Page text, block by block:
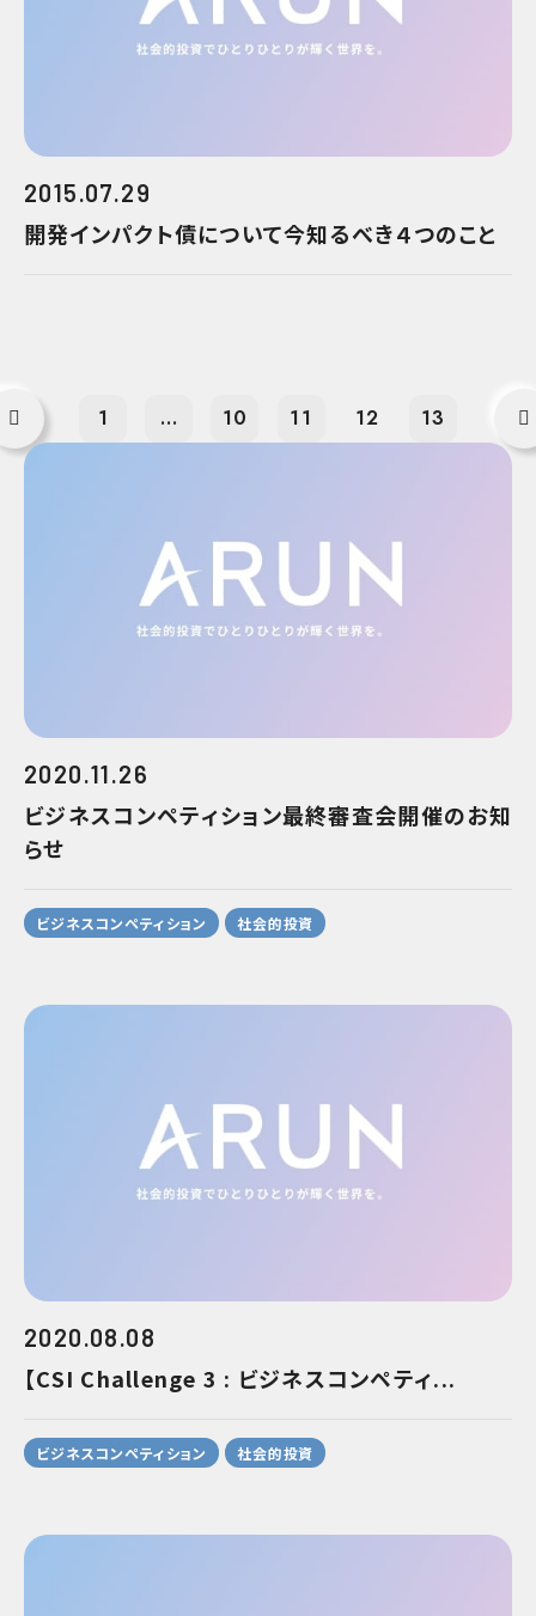
2015.07.29
開発インパクト債について今知るべき４つのこと
1 ... 10 11 12 13
2020.11.26
ビジネスコンペティション最終審査会開催のお知
らせ
ビジネスコンペティション 社会的投資
2020.08.08
【CSI Challenge 3 : ビジネスコンペティ...
ビジネスコンペティション 社会的投資